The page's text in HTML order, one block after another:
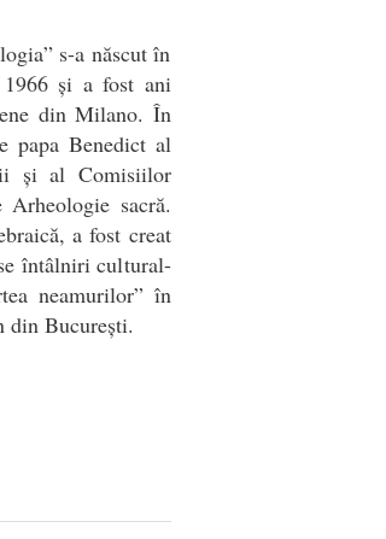
s-a născut în
și a fost ani
din Milano. În
papa Benedict al
și al Comisiilor
sacră.
a fost creat
întâlniri cultural-
neamurilor” în
din București.